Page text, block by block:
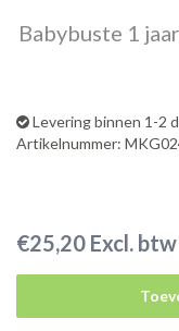
Babybuste 1
Levering binnen 1-2
Artikelnummer:
€25,20 Excl. btw